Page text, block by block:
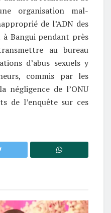
organisation mal-
de l’ADN des
à Bangui pendant près
au bureau
d’abus sexuels y
commis par les
négligence de l’ONU
de l’enquête sur ces